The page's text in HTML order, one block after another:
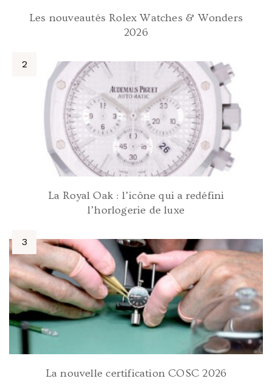
Les nouveautés Rolex Watches & Wonders
2026
La Royal Oak : l’icône qui a redéfini
l’horlogerie de luxe
La nouvelle certification COSC 2026